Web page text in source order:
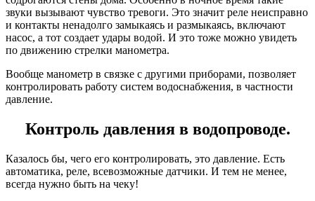
звуки вызывают чувство тревоги. Это значит реле неисправно
и контакты ненадолго замыкаясь и размыкаясь, включают
насос, а тот создает удары водой. И это тоже можно увидеть
по движению стрелки манометра.
Вообще манометр в связке с другими приборами, позволяет
контролировать работу систем водоснабжения, в частности
давление.
Контроль давления в водопроводе.
Казалось бы, чего его контролировать, это давление. Есть
автоматика, реле, всевозможные датчики. И тем не менее,
всегда нужно быть на чеку!